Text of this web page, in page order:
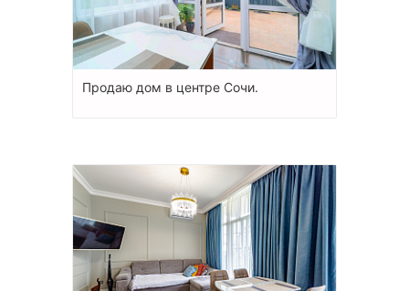
Продаю дом в центре Сочи.